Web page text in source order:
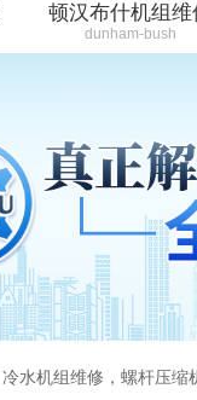
顿汉布什机组维
dunham-bush
冷水机组维修，螺杆压缩